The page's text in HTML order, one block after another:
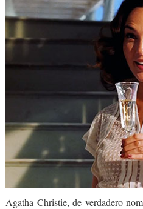
Agatha Christie, de verdadero